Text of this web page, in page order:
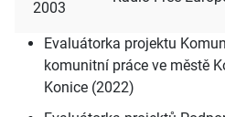
2003
Evaluátorka projektu
komunitní práce ve městě
Konice (2022)